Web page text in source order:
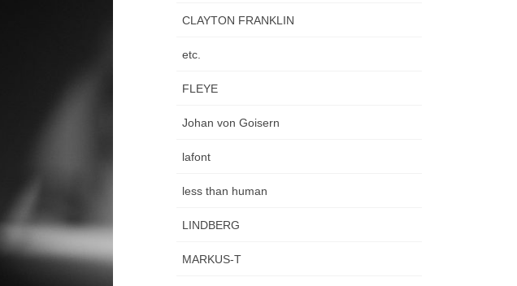
CLAYTON FRANKLIN
etc.
FLEYE
Johan von Goisern
lafont
less than human
LINDBERG
MARKUS-T